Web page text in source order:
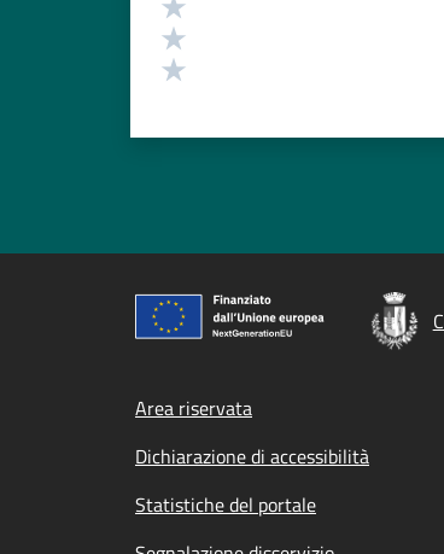
Footer menu
Area riservata
Dichiarazione di accessibilità
Statistiche del portale